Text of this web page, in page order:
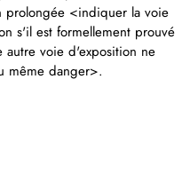
prolongée <indiquer la voie
s'il est formellement prouvé
autre voie d'exposition ne
même danger>.